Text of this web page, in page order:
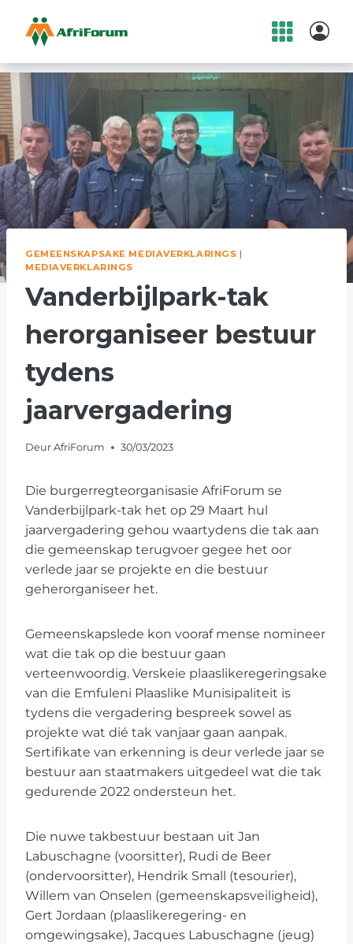
to
content
GEMEENSKAPSAKE MEDIAVERKLARINGS |
MEDIAVERKLARINGS
Vanderbijlpark-tak
herorganiseer bestuur
tydens
jaarvergadering
Deur AfriForum 30/03/2023
Die burgerregteorganisasie AfriForum se
Vanderbijlpark-tak het op 29 Maart hul
jaarvergadering gehou waartydens die tak aan
die gemeenskap terugvoer gegee het oor
verlede jaar se projekte en die bestuur
geherorganiseer het.
Gemeenskapslede kon vooraf mense nomineer
wat die tak op die bestuur gaan
verteenwoordig. Verskeie plaaslikeregeringsake
van die Emfuleni Plaaslike Munisipaliteit is
tydens die vergadering bespreek sowel as
projekte wat dié tak vanjaar gaan aanpak.
Sertifikate van erkenning is deur verlede jaar se
bestuur aan staatmakers uitgedeel wat die tak
gedurende 2022 ondersteun het.
Die nuwe takbestuur bestaan uit Jan
Labuschagne (voorsitter), Rudi de Beer
(ondervoorsitter), Hendrik Small (tesourier),
Willem van Onselen (gemeenskapsveiligheid),
Gert Jordaan (plaaslikeregering- en
omgewingsake), Jacques Labuschagne (jeug)